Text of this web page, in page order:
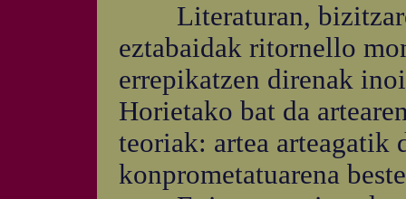
Literaturan,
eztabaidak ritornello
errepikatzen direnak
Horietako bat da
teoriak: artea arteagatik
konprometatuarena